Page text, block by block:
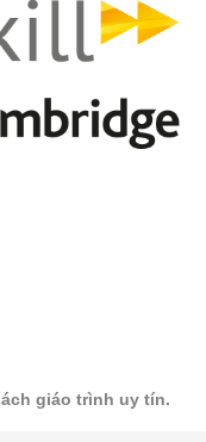
giáo trình uy tín.